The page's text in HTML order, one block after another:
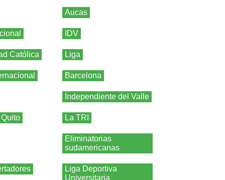
Aucas
IDV
Católica Liga
Barcelona
Independiente del Valle
La TRI
Eliminatorias
sudamericanas
Liga Deportiva
Universitaria